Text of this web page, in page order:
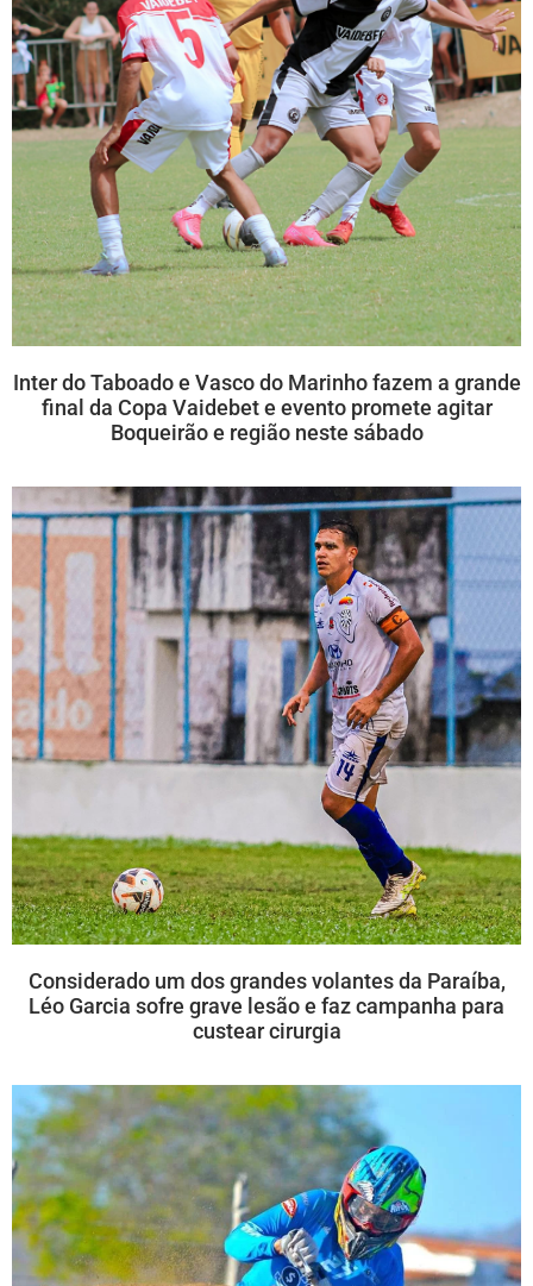
Inter do Taboado e Vasco do Marinho fazem a grande
final da Copa Vaidebet e evento promete agitar
Boqueirão e região neste sábado
Considerado um dos grandes volantes da Paraíba,
Léo Garcia sofre grave lesão e faz campanha para
custear cirurgia